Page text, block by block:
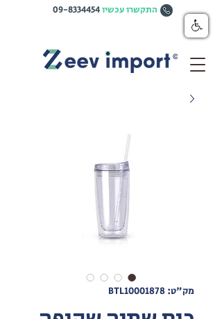
התקשרו עכשיו09-8334454
מק"ט: BTL10001878